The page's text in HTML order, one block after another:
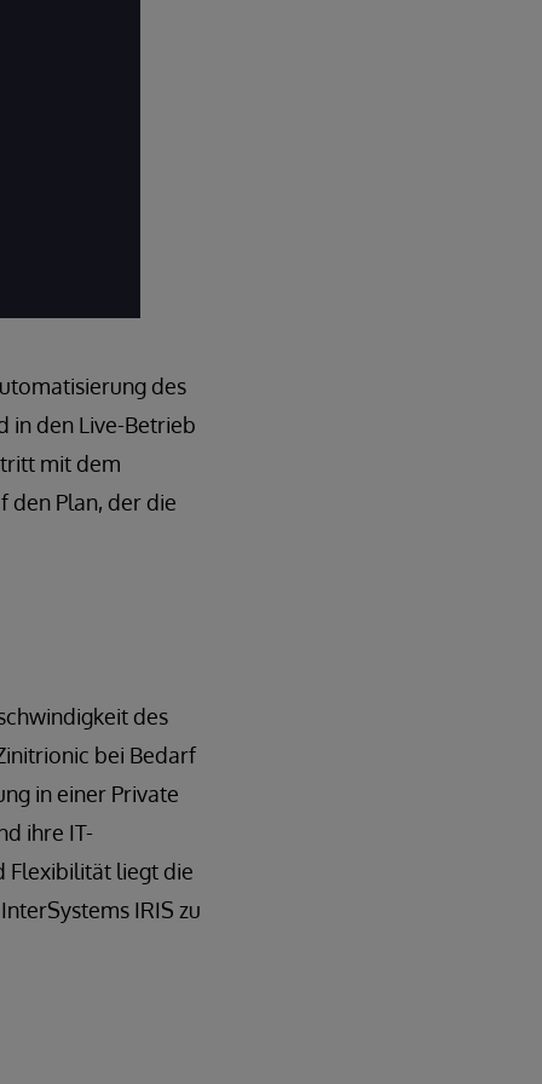
des
in den Live-Betrieb
mit dem
den Plan, der die
des
bei Bedarf
in einer Private
ihre IT-
Flexibilität liegt die
IRIS zu